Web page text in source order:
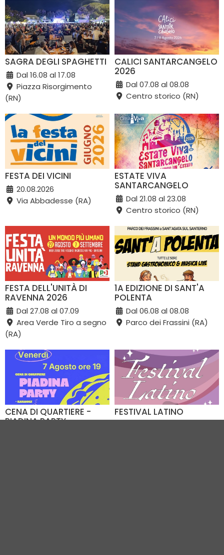
SAGRA DEGLI SPAGHETTI
Dal 16.08 al 17.08
Piazza Risorgimento
(RN)
CALICI SANTARCANGELO
2026
Dal 07.08 al 08.08
Centro storico (RN)
FESTA DEI VICINI
20.08.2026
Via Abbadesse (RA)
ESTATE VIVA
SANTARCANGELO
Dal 21.08 al 23.08
Centro storico (RN)
FESTA DELL'UNITÀ DI
RAVENNA 2026
Dal 27.08 al 07.09
Area Verde Tiro a segno
(RA)
1A EDIZIONE DI SANT'A
POLENTA
Dal 06.08 al 08.08
Parco dei Frassini (RA)
CENA DI QUARTIERE -
PIADINA PARTY
FESTIVAL LATINO